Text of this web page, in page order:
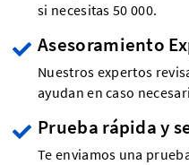
si necesitas 50 000.
Asesoramiento
Nuestros expertos
ayudan en caso
Prueba rápida y
Te enviamos una